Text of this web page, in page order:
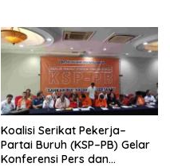
Tema: “Penguatan dan
Pengembangan Organisasi
KBI yang Berbasis Riset di
seluruh Indonesia dan
Mancanegara”.
Koalisi Serikat Pekerja–
Partai Buruh (KSP–PB) Gelar
Konferensi Pers dan